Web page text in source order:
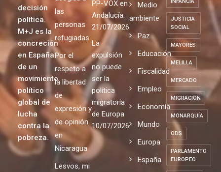
decisión
política.
M+J es la
concreción
en España
de un
movimiento
político
global de
lucha
contra la
pobreza.
las
personas
refugiadas
Por el
respeto a
la libertad
de
expresión y
de opinión
en
Nicaragua
Lesvos, mi
PP-VOX en
Andalucía.
21/07/2026
La
expulsión
no puede
ser la
política
migratoria
de Europa
10/07/2026
Medio
ambiente
Paz
Educación
Fiscalidad
Empleo
Economía
Mundo
Europa
España
JUSTICIA
SOCIAL
MAYORES
MELILLA
MERCADO
MIGRACIÓN
MONARQUÍA
ODS
PARLAMENTO
EUROPEO